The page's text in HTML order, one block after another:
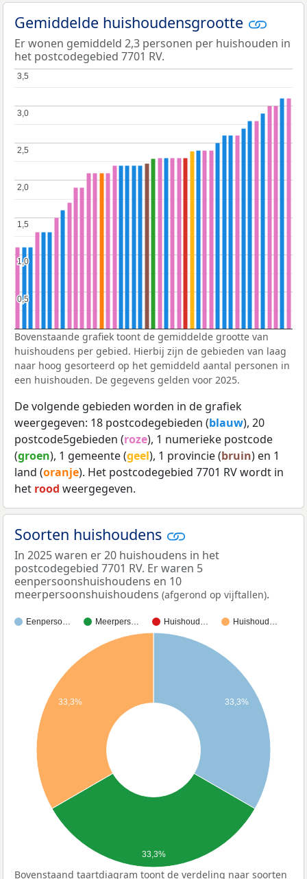
Gemiddelde huishoudensgrootte
Er wonen gemiddeld 2,3 personen per huishouden in
het postcodegebied 7701 RV.
0,5
0,5
1,0
1,0
1,5
1,5
2,0
2,0
2,5
2,5
3,0
3,0
3,5
3,5
Bovenstaande grafiek toont de gemiddelde grootte van
huishoudens per gebied. Hierbij zijn de gebieden van laag
naar hoog gesorteerd op het gemiddeld aantal personen in
een huishouden. De gegevens gelden voor 2025.
De volgende gebieden worden in de grafiek
weergegeven: 18 postcodegebieden (blauw), 20
postcode5gebieden (roze), 1 numerieke postcode
(groen), 1 gemeente (geel), 1 provincie (bruin) en 1
land (oranje). Het postcodegebied 7701 RV wordt in
het rood weergegeven.
Soorten huishoudens
In 2025 waren er 20 huishoudens in het
postcodegebied 7701 RV. Er waren 5
eenpersoonshuishoudens en 10
meerpersoonshuishoudens (afgerond op vijftallen).
Eenperso… Meerpers… Huishoud… Huishoud…
33,3%
33,3%
33,3%
Bovenstaand taartdiagram toont de verdeling naar soorten